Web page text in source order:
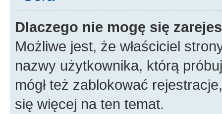
Dlaczego nie mogę się
Możliwe jest, że właściciel
nazwy użytkownika, którą
mógł też zablokować
się więcej na ten temat.